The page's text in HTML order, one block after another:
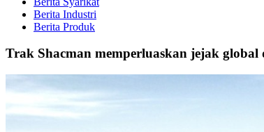
Berita Industri
Berita Produk
Trak Shacman memperluaskan jejak